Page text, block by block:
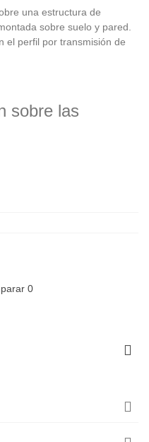
una estructura de
sobre suelo y pared.
el perfil por transmisión de
sobre las
0